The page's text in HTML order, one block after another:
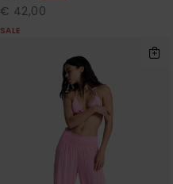
€ 42,00
SALE